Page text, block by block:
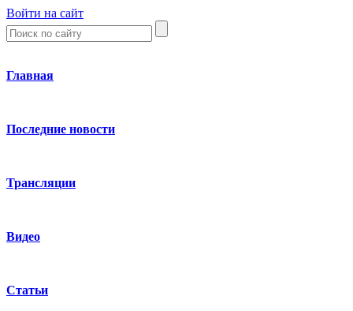
Войти на сайт
Главная
Последние новости
Трансляции
Видео
Статьи